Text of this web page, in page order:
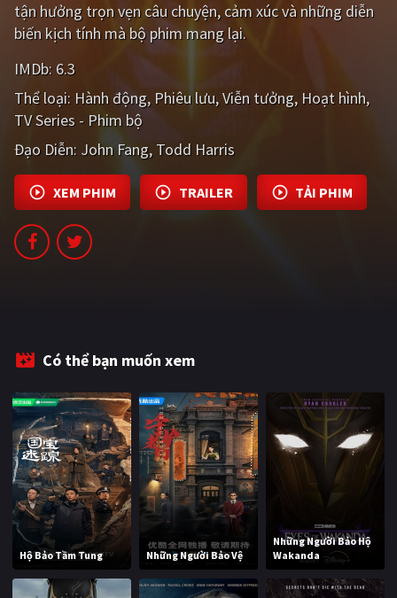
QUỐC GIA
Âu - Mỹ
Hàn Quốc Nhật Bản
Ấn Độ Việt Nam
Tổng hợp
CẬP NHẬT
PHIM MỚI
PHIM CHIẾU RẠP
TUYỂN TẬP PHIM
BLOG
tận hưởng trọn vẹn câu chuyện, cảm xúc và những diễn
biến kịch tính mà bộ phim mang lại.
IMDb: 6.3
Thể loại: Hành động Phiêu lưu Viễn tưởng Hoạt hình
TV Series - Phim bộ
Đạo Diễn: John Fang Todd Harris
XEM PHIM TRAILER TẢI PHIM
Có thể bạn muốn xem
Hộ Bảo Tầm Tung Những Người Bảo Vệ
Những Người Bảo Hộ
Wakanda